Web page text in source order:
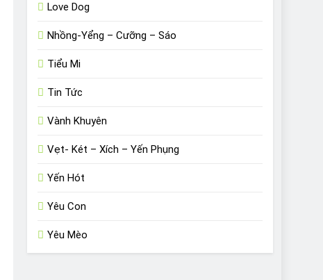
Love Dog
Nhồng-Yểng – Cưỡng – Sáo
Tiểu Mi
Tin Tức
Vành Khuyên
Vẹt- Két – Xích – Yến Phụng
Yến Hót
Yêu Con
Yêu Mèo